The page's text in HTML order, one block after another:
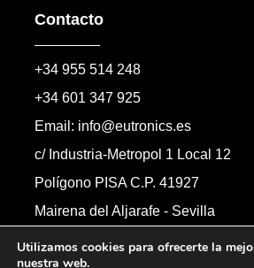
Contacto
+34 955 514 248
+34 601 347 925
Email: info@eutronics.es
c/ Industria-Metropol 1 Local 12
Polígono PISA C.P. 41927
Mairena del Aljarafe - Sevilla
Formulario de contacto
Utilizamos cookies para ofrecerte la
nuestra web.